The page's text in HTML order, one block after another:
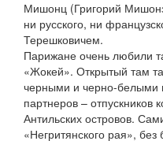
Мишонц (Григорий
ни русского, ни
Терешковичем.
Парижане очень любили
«Жокей». Открытый там
черными и черно-белыми
партнеров –
Антильских островов.
«Негритянского рая»,